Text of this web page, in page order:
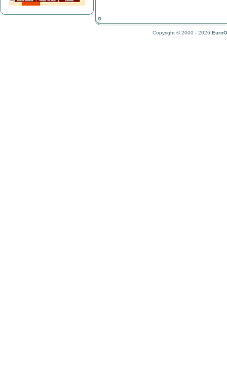
Copyright © 2000 - 2026